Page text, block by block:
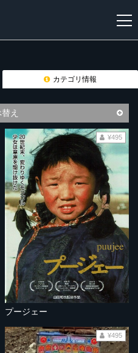
登
カテゴリ情報
え
プージェー
¥495
¥495